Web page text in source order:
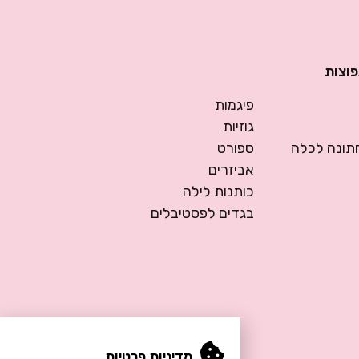
לכלה
פיגמות
גוזיות
ספורט
אביזרים
כותנות לילה
בגדים לפסטיבלים